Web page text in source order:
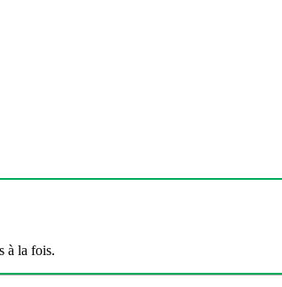
à la fois.